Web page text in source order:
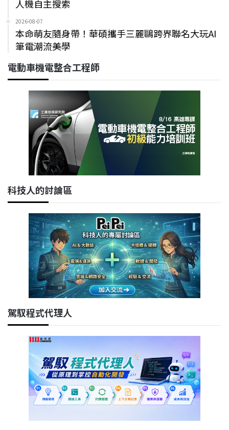
人機自主搜索
2026-08-07
本命萌友隨身帶！華碩攜手三麗鷗跨界聯名大玩AI
筆電潮流美學
電動車機電整合工程師
科技人的討論區
駕馭程式代理人